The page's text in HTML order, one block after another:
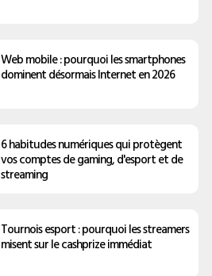
Web mobile : pourquoi les smartphones
dominent désormais Internet en 2026
6 habitudes numériques qui protègent
vos comptes de gaming, d'esport et de
streaming
Tournois esport : pourquoi les streamers
misent sur le cashprize immédiat